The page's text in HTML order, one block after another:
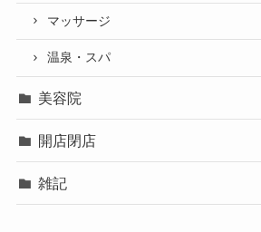
マッサージ
温泉・スパ
美容院
開店閉店
雑記